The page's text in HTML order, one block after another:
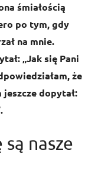
śmiałością
po tym, gdy
na mnie.
„Jak się Pani
że
dopytał:
nasze